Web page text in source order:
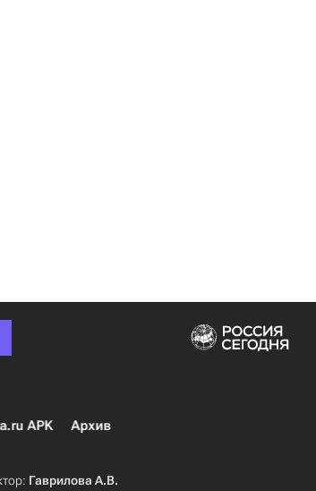
APK Архив
Гаврилова А.В.